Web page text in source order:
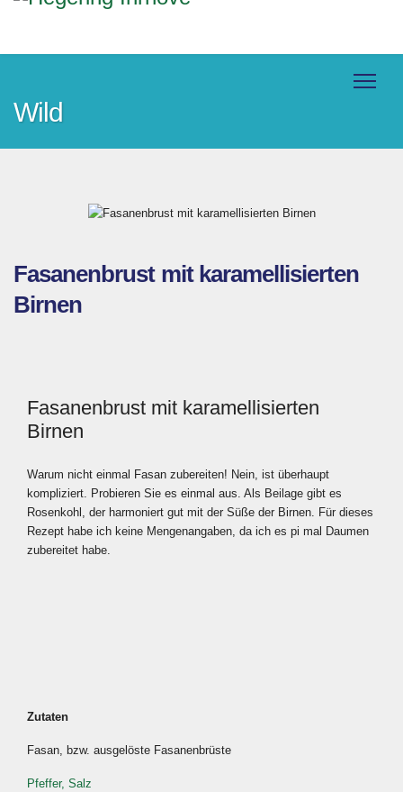
Wild
Fasanenbrust mit karamellisierten
Birnen
Fasanenbrust mit karamellisierten
Birnen
Warum nicht einmal Fasan zubereiten! Nein, ist überhaupt
kompliziert. Probieren Sie es einmal aus. Als Beilage gibt es
Rosenkohl, der harmoniert gut mit der Süße der Birnen. Für dieses
Rezept habe ich keine Mengenangaben, da ich es pi mal Daumen
zubereitet habe.
Zutaten
Fasan, bzw. ausgelöste Fasanenbrüste
Pfeffer, Salz